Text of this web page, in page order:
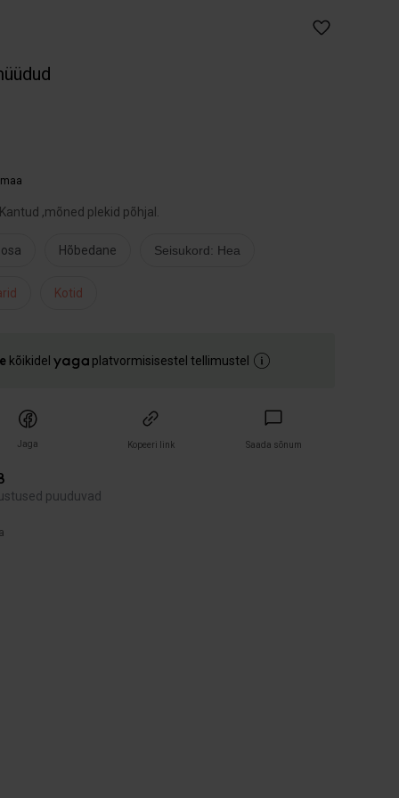
,mõned plekid põhjal.
Hõbedane Seisukord: Hea
Kotid
kõikidel platvormisisestel tellimustel
Jaga Kopeeri link Saada sõnum
puuduvad